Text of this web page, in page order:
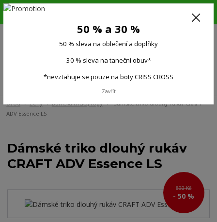
6.-16.8.26. DOVOLENÁ !!! 50 % SLEVA na všechno oblečení a doplňky !!!
(Po-Pá 9:00-15.00)
Úvod Ženy Dámská trička, topy
Dámské triko dlouhý rukáv CRAFT
ADV Essence LS
Dámské triko dlouhý rukáv
CRAFT ADV Essence LS
890 Kč
- 50 %
50 % a 30 %
50 % sleva na oblečení a doplňky
30 % sleva na taneční obuv*
*nevztahuje se pouze na boty CRISS CROSS
Zavřít